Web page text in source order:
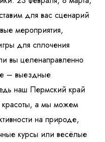
для вас сценарий
мероприятия,
для сплочения
вы целенаправленно
– выездные
наш Пермский край
красоты, а мы можем
на природе,
курсы или весёлые